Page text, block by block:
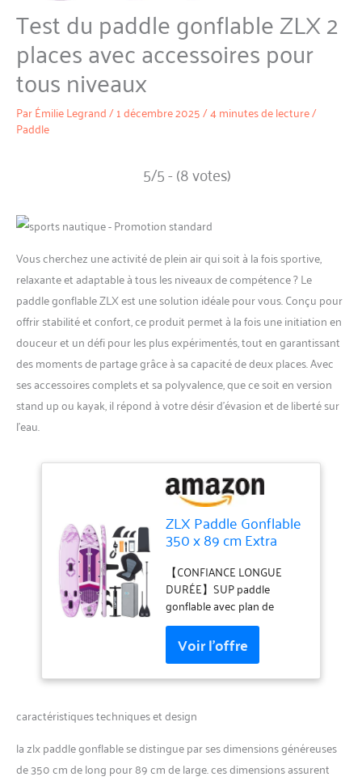
Test du paddle gonflable ZLX 2
places avec accessoires pour
tous niveaux
ParÉmilie Legrand/1 décembre 2025/4 minutes de lecture/
Paddle
5/5 - (8 votes)
Vous cherchez une activité de plein air qui soit à la fois sportive,
relaxante et adaptable à tous les niveaux de compétence ? Le
paddle gonflable ZLX est une solution idéale pour vous. Conçu pour
offrir stabilité et confort, ce produit permet à la fois une initiation en
douceur et un défi pour les plus expérimentés, tout en garantissant
des moments de partage grâce à sa capacité de deux places. Avec
ses accessoires complets et sa polyvalence, que ce soit en version
stand up ou kayak, il répond à votre désir d’évasion et de liberté sur
l’eau.
ZLX Paddle Gonflable
350 x 89 cm Extra
Stable Antidérapante,
Aileron Amélioré,
Accessoires Premium,
Sac & Pompe Haute
Pression, pour Adultes
Tous Niveaux avec
Siège Gonflable
【CONFIANCE LONGUE
DURÉE】SUP paddle
gonflable avec plan de
protection 3 ans ; PVC
qualité militaire +
technologie drop-stitch
【STABILITÉ MAXIMALE】
Planche paddle gonflable
extra large (89 cm) avec
aileron StabilTrac réduisant
caractéristiques techniques et design
la zlx paddle gonflable se distingue par ses dimensions généreuses
de 350 cm de long pour 89 cm de large. ces dimensions assurent